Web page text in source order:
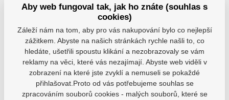
sušáku.
Design Stedina Design a Prusa
Research
Produkt byl navržený Stedina Design ve spolupráci s
Prusa Research. Výsledkem je funkční sušák, který
kombinuje praktické zavěšení, kompaktní rozměry a
výrazné konstrukční řešení.
Aby web fungoval tak, jak ho znáte (souhlas s
cookies)
Záleží nám na tom, aby pro vás nakupování bylo co nejlepší
zážitkem. Abyste na našich stránkách rychle našli to, co
hledáte, ušetřili spoustu klikání a nezobrazovaly se vám
reklamy na věci, které vás nezajímají. Abyste web viděli v
zobrazení na které jste zvyklí a nemuseli se pokaždé
přihlašovat.Proto od vás potřebujeme souhlas se
zpracováním souborů cookies - malých souborů, které se